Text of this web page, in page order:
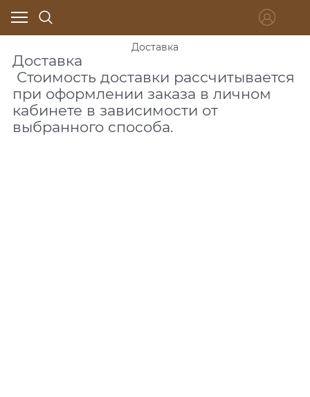
Доставка
Доставка
Стоимость доставки рассчитывается
при оформлении заказа в личном
кабинете в зависимости от
выбранного способа.